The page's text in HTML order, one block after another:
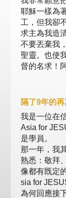
耶穌一樣為
工，但我卻
求主為我造
不要丟棄我
聖靈。也使
督的名求！
隔了9年的
我是一位在
Asia for
是學員。
那一年，我
熟悉：敬拜
像都有既定
sia for
為何回應接